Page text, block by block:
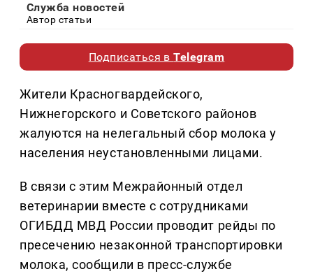
Служба новостей
Автор статьи
Подписаться вTelegram
Жители Красногвардейского,
Нижнегорского и Советского районов
жалуются на нелегальный сбор молока у
населения неустановленными лицами.
В связи с этим Межрайонный отдел
ветеринарии вместе с сотрудниками
ОГИБДД МВД России проводит рейды по
пресечению незаконной транспортировки
молока, сообщили в пресс-службе